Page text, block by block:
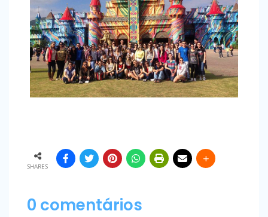
SHARES
0 comentários